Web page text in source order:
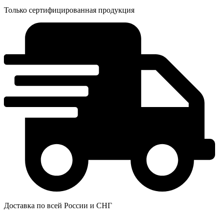
Только сертифицированная продукция
Доставка по всей России и СНГ